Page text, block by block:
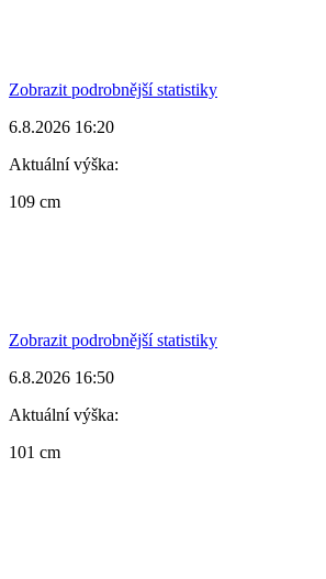
Zobrazit podrobnější statistiky
6.8.2026 16:20
Aktuální výška:
109 cm
Zobrazit podrobnější statistiky
6.8.2026 16:50
Aktuální výška:
101 cm